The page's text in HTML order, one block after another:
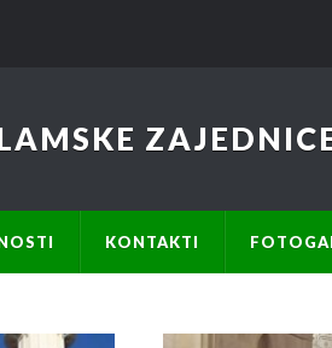
KONTAKTI